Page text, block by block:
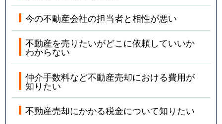
今の不動産会社の担当者と相性が悪い
不動産を売りたいがどこに依頼していいか
わからない
仲介手数料など不動産売却における費用が
知りたい
不動産売却にかかる税金について知りたい